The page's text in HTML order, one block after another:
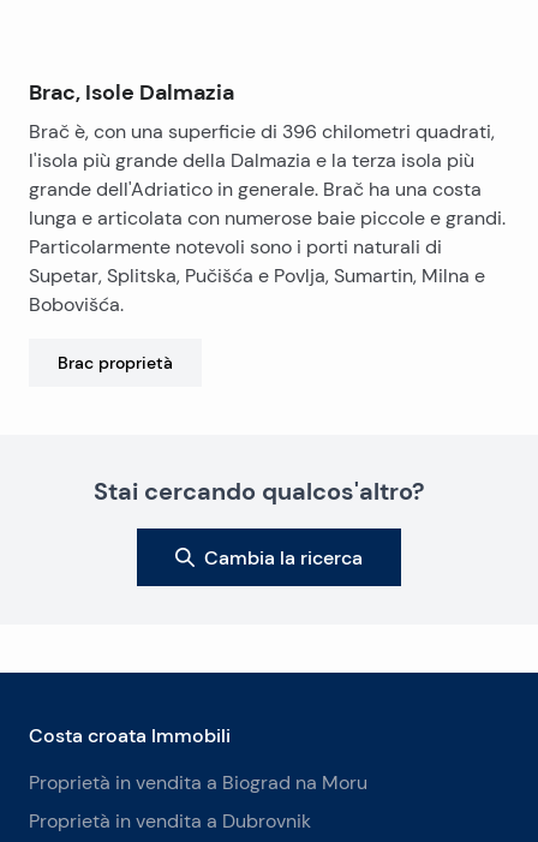
Brac, Isole Dalmazia
Brač è, con una superficie di 396 chilometri quadrati,
l'isola più grande della Dalmazia e la terza isola più
grande dell'Adriatico in generale. Brač ha una costa
lunga e articolata con numerose baie piccole e grandi.
Particolarmente notevoli sono i porti naturali di
Supetar, Splitska, Pučišća e Povlja, Sumartin, Milna e
Bobovišća.
Brac proprietà
Stai cercando qualcos'altro?
Cambia la ricerca
Costa croata Immobili
Proprietà in vendita a Biograd na Moru
Proprietà in vendita a Dubrovnik